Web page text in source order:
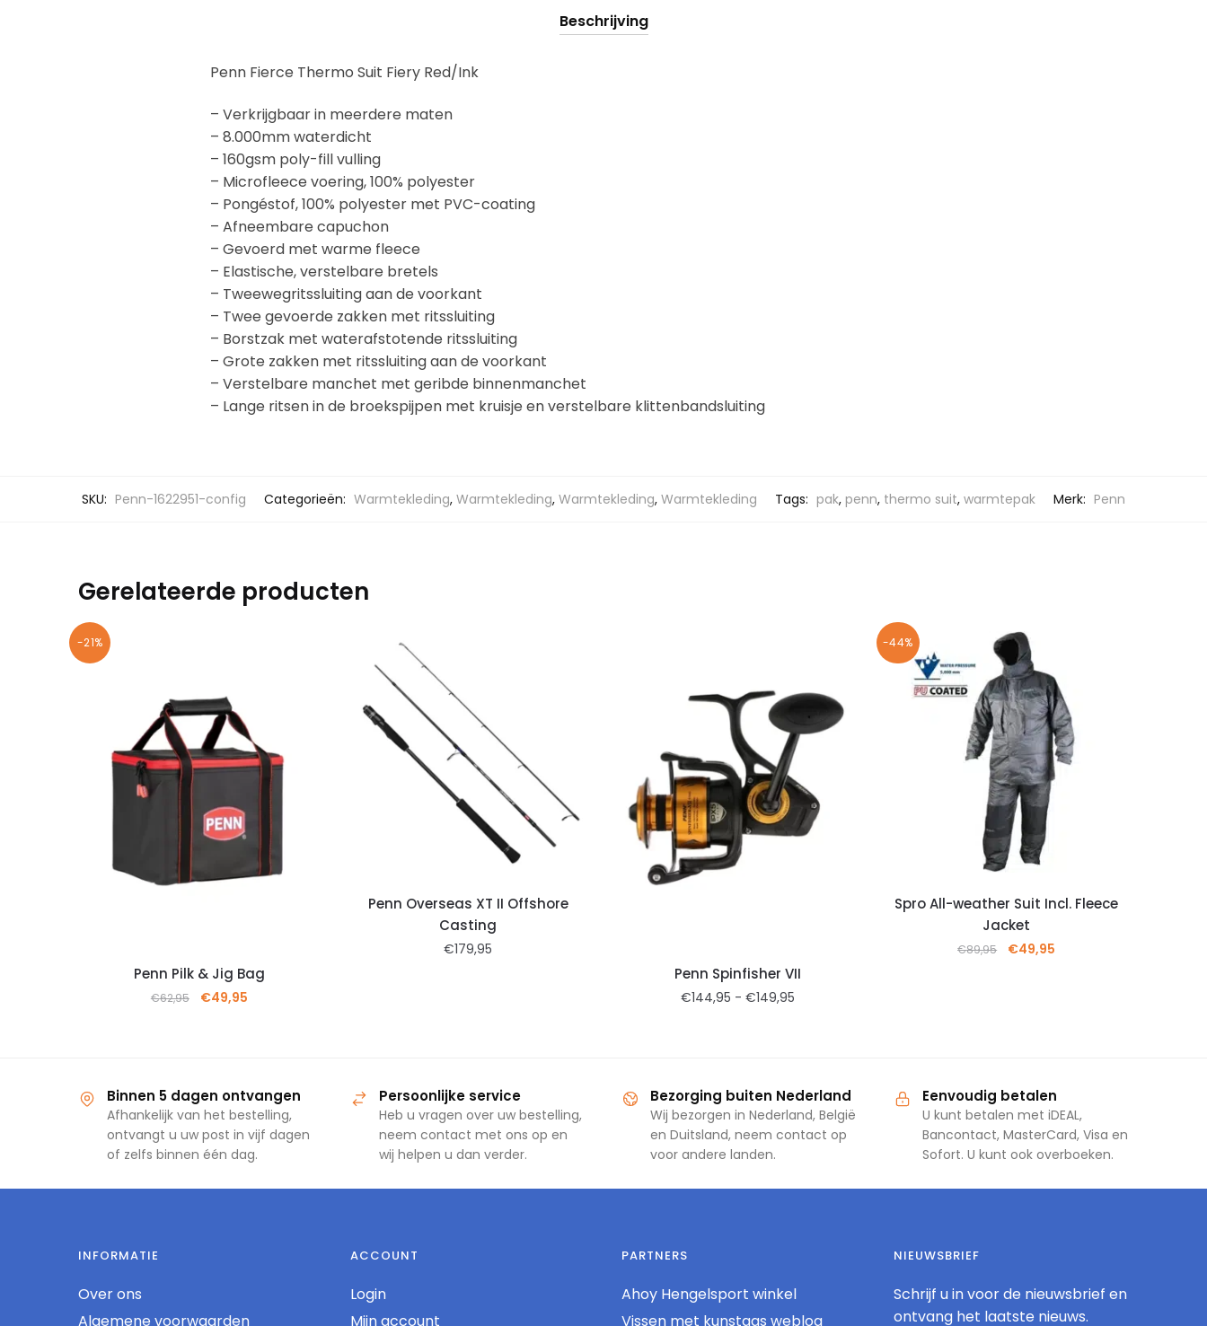
Beschrijving
Penn Fierce Thermo Suit Fiery Red/Ink
– Verkrijgbaar in meerdere maten
– 8.000mm waterdicht
– 160gsm poly-fill vulling
– Microfleece voering, 100% polyester
– Pongéstof, 100% polyester met PVC-coating
– Afneembare capuchon
– Gevoerd met warme fleece
– Elastische, verstelbare bretels
– Tweewegritssluiting aan de voorkant
– Twee gevoerde zakken met ritssluiting
– Borstzak met waterafstotende ritssluiting
– Grote zakken met ritssluiting aan de voorkant
– Verstelbare manchet met geribde binnenmanchet
– Lange ritsen in de broekspijpen met kruisje en verstelbare klittenbandsluiting
SKU: Penn-1622951-config Categorieën: Warmtekleding, Warmtekleding, Warmtekleding, Warmtekleding Tags: pak, penn, thermo suit, warmtepak Merk: Penn
Gerelateerde producten
-21%
Penn Pilk & Jig Bag
€62,95 €49,95
Penn Overseas XT II Offshore
Casting
€179,95
Penn Spinfisher VII
€144,95 - €149,95
-44%
Spro All-weather Suit Incl. Fleece
Jacket
€89,95 €49,95
Binnen 5 dagen ontvangen
Afhankelijk van het bestelling,
ontvangt u uw post in vijf dagen
of zelfs binnen één dag.
Persoonlijke service
Heb u vragen over uw bestelling,
neem contact met ons op en
wij helpen u dan verder.
Bezorging buiten Nederland
Wij bezorgen in Nederland, België
en Duitsland, neem contact op
voor andere landen.
Eenvoudig betalen
U kunt betalen met iDEAL,
Bancontact, MasterCard, Visa en
Sofort. U kunt ook overboeken.
INFORMATIE
Over ons
Algemene voorwaarden
ACCOUNT
Login
Mijn account
PARTNERS
Ahoy Hengelsport winkel
Vissen met kunstaas weblog
NIEUWSBRIEF
Schrijf u in voor de nieuwsbrief en
ontvang het laatste nieuws.